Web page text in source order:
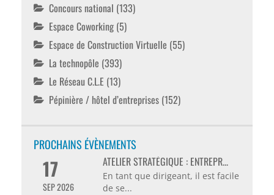
Concours national (133)
Espace Coworking (5)
Espace de Construction Virtuelle (55)
La technopôle (393)
Le Réseau C.L.E (13)
Pépinière / hôtel d’entreprises (152)
PROCHAINS ÉVÈNEMENTS
17
SEP 2026
ATELIER STRATÉGIQUE : ENTREPR...
En tant que dirigeant, il est facile
de se...